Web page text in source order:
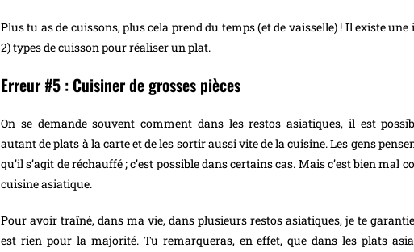
Plus tu as de cuissons, plus cela prend du temps (et de vaisselle) ! Il existe
2) types de cuisson pour réaliser un plat.
Erreur #5 : Cuisiner de grosses pièces
On se demande souvent comment dans les restos asiatiques, il est
autant de plats à la carte et de les sortir aussi vite de la cuisine. Les gens
qu’il s’agit de réchauffé ; c’est possible dans certains cas. Mais c’est bien mal
cuisine asiatique.
Pour avoir traîné, dans ma vie, dans plusieurs restos asiatiques, je te garantie
est rien pour la majorité. Tu remarqueras, en effet, que dans les plats